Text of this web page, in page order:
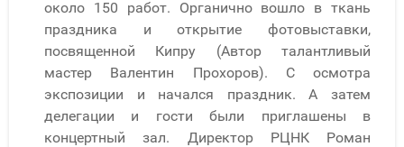
около 150 работ. Органично вошло в ткань
праздника и открытие фотовыставки,
посвященной Кипру (Автор талантливый
мастер Валентин Прохоров). С осмотра
экспозиции и начался праздник. А затем
делегации и гости были приглашены в
концертный зал. Директор РЦНК Роман